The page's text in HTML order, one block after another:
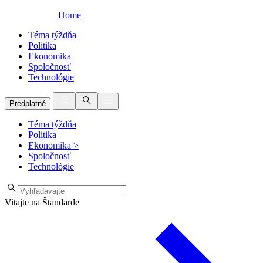
Home
Téma týždňa
Politika
Ekonomika
Spoločnosť
Technológie
Predplatné
Téma týždňa
Politika
Ekonomika >
Spoločnosť
Technológie
Vitajte na Štandarde